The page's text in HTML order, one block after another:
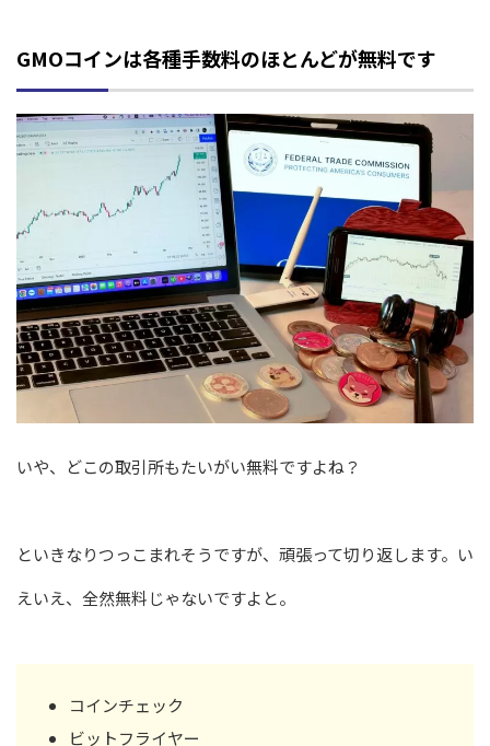
GMOコインは各種手数料のほとんどが無料です
いや、どこの取引所もたいがい無料ですよね？
といきなりつっこまれそうですが、頑張って切り返します。い
えいえ、全然無料じゃないですよと。
コインチェック
ビットフライヤー